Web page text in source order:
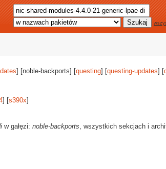
] [noble-backports] [questing] [questing-updates] [
] [s390x]
w gałęzi: noble-backports, wszystkich sekcjach i